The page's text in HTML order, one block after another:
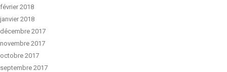
février 2018
janvier 2018
décembre 2017
novembre 2017
octobre 2017
septembre 2017